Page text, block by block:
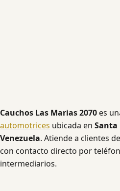
Cauchos Las Marias 2070es
automotrices ubicada en Santa
Venezuela. Atiende a clientes
con contacto directo por
intermediarios.